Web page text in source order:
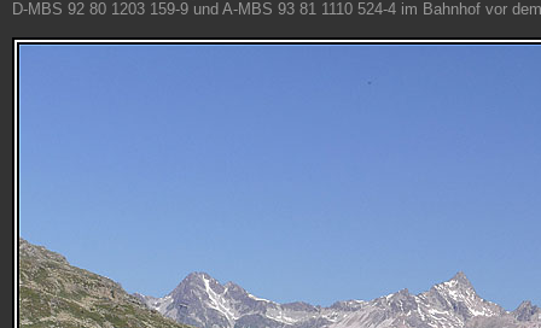
D-MBS 92 80 1203 159-9 und A-MBS 93 81 1110 524-4 im Bahnhof vor